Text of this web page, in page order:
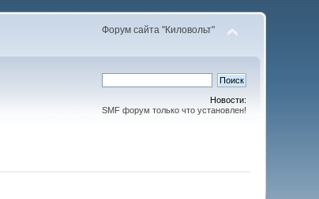
Форум сайта "Киловольт"
Новости:
SMF форум только что установлен!